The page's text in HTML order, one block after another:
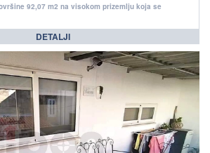
92,07 m2 na visokom prizemlju koja se
DETALJI